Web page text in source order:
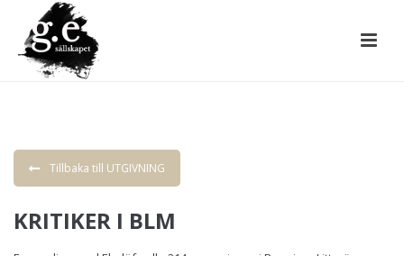
Tillbaka till UTGIVNING
KRITIKER I BLM